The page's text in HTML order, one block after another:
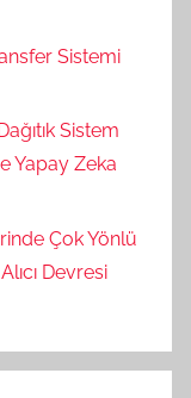
Sistemi
Sistem
Yapay Zeka
Çok Yönlü
Devresi